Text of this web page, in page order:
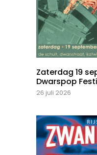
Zaterdag 19
Dwarspop
26 juli 2026